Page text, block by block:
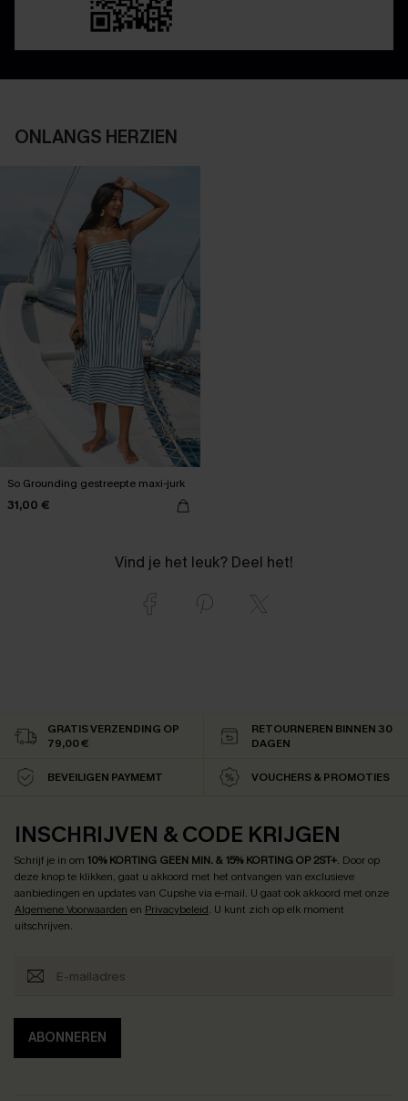
ONLANGS HERZIEN
So Grounding gestreepte maxi-jurk
31,00 €
Vind je het leuk? Deel het!
GRATIS VERZENDING OP
79,00 €
RETOURNEREN BINNEN 30
DAGEN
BEVEILIGEN PAYMEMT VOUCHERS & PROMOTIES
INSCHRIJVEN & CODE KRIJGEN
Schrijf je in om 10% KORTING GEEN MIN. & 15% KORTING OP 2ST+. Door op
deze knop te klikken, gaat u akkoord met het ontvangen van exclusieve
aanbiedingen en updates van Cupshe via e-mail. U gaat ook akkoord met onze
Algemene Voorwaarden en Privacybeleid. U kunt zich op elk moment
uitschrijven.
ABONNEREN